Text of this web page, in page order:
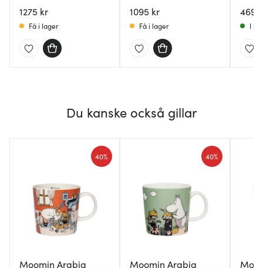
1275 kr
Få i lager
1095 kr
Få i lager
469
I
Du kanske också gillar
Moomin Arabia
40%
Moomin Arabia
40%